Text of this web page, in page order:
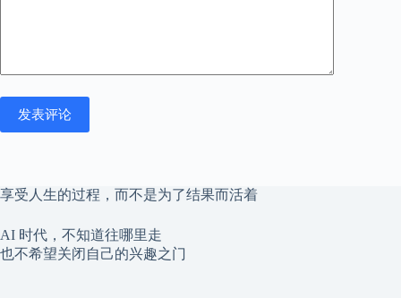
发表评论
享受人生的过程，而不是为了结果而活着
AI 时代，不知道往哪里走
也不希望关闭自己的兴趣之门